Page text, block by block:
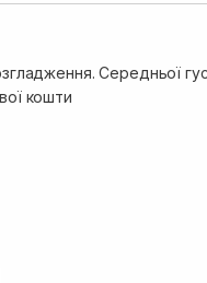
Середньої
кошти